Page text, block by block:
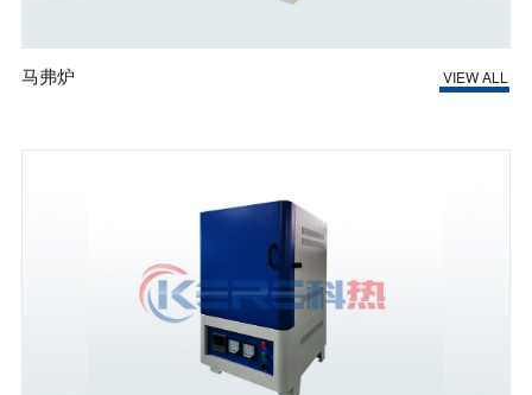
马弗炉 VIEW ALL